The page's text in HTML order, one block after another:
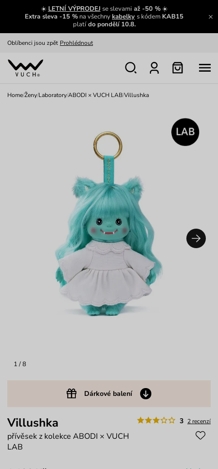
☀️ LETNÍ VÝPRODEJ se slevamiaž -50 %☀️
Extra sleva -15 % na všechnykabelky s kódem KAB15
platído pondělí 10.8.
Zajímavosti ze světa Vuch:
Zobrazit
Oblíbenci jsou zpět Prohlédnout
Nech se inspirovat
Home/Ženy/Laboratory/ABODI × VUCH LAB/Villushka
1 / 8
Dárkové balení
3 2 recenzí
Villushka
přívěsek z kolekce ABODI × VUCH
LAB